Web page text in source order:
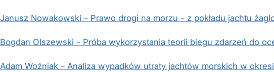
Janusz Nowakowski – Prawo drogi na morzu – z pokładu jachtu
Bogdan Olszewski – Próba wykorzystania teorii biegu zdarzeń do
Adam Woźniak – Analiza wypadków utraty jachtów morskich w